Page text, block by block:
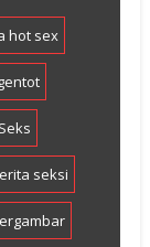
hot sex
seksi